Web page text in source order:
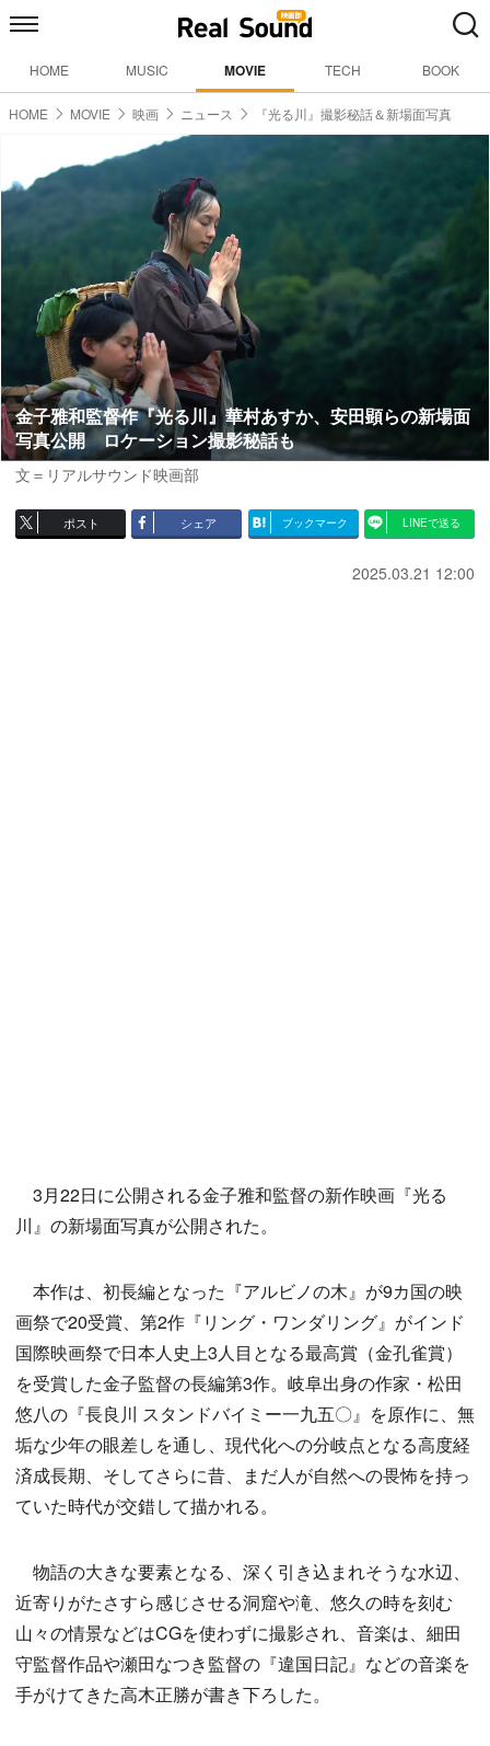
HOME MUSIC MOVIE TECH BOOK
HOME MOVIE 映画 ニュース 『光る川』撮影秘話＆新場面写真
金子雅和監督作『光る川』華村あすか、安田顕らの新場面
写真公開 ロケーション撮影秘話も
文＝リアルサウンド映画部
ポスト シェア ブックマーク LINEで送る
2025.03.21 12:00
3月22日に公開される金子雅和監督の新作映画『光る
川』の新場面写真が公開された。
本作は、初長編となった『アルビノの木』が9カ国の映
画祭で20受賞、第2作『リング・ワンダリング』がインド
国際映画祭で日本人史上3人目となる最高賞（金孔雀賞）
を受賞した金子監督の長編第3作。岐阜出身の作家・松田
悠八の『長良川 スタンドバイミー一九五〇』を原作に、無
垢な少年の眼差しを通し、現代化への分岐点となる高度経
済成長期、そしてさらに昔、まだ人が自然への畏怖を持っ
ていた時代が交錯して描かれる。
物語の大きな要素となる、深く引き込まれそうな水辺、
近寄りがたさすら感じさせる洞窟や滝、悠久の時を刻む
山々の情景などはCGを使わずに撮影され、音楽は、細田
守監督作品や瀬田なつき監督の『違国日記』などの音楽を
手がけてきた高木正勝が書き下ろした。